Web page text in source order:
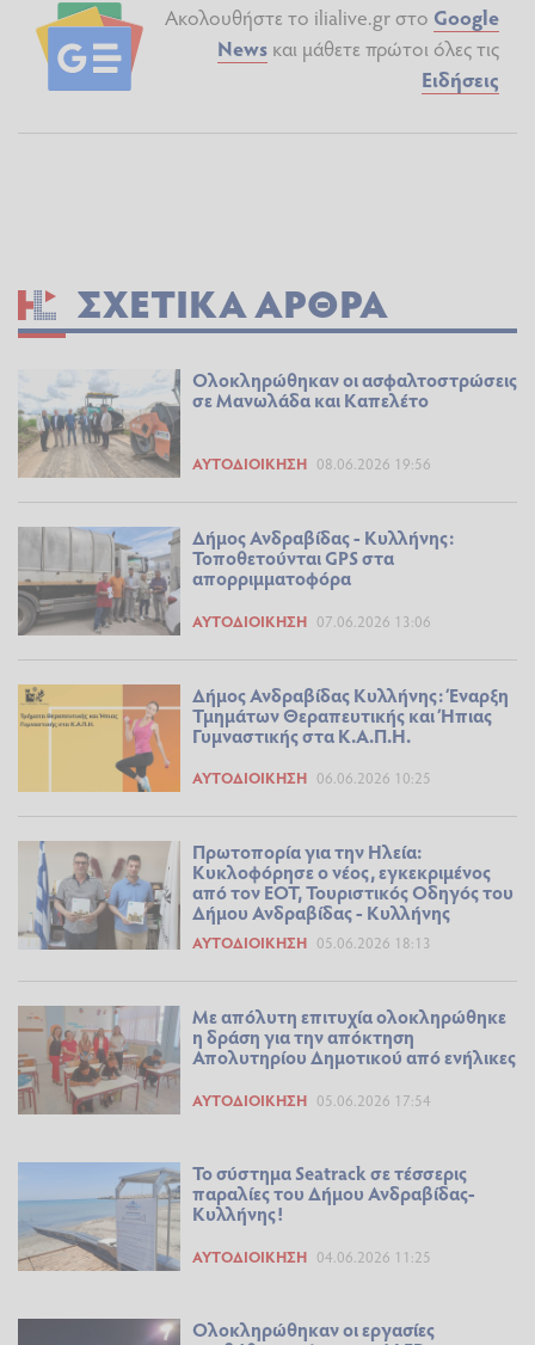
Ακολουθήστε το ilialive.gr στο Google
News και μάθετε πρώτοι όλες τις
Ειδήσεις
ΣΧΕΤΙΚΆ ΆΡΘΡΑ
Ολοκληρώθηκαν οι ασφαλτοστρώσεις
σε Μανωλάδα και Καπελέτο
ΑΥΤΟΔΙΟΊΚΗΣΗ 08.06.2026 19:56
Δήμος Ανδραβίδας - Κυλλήνης:
Τοποθετούνται GPS στα
απορριμματοφόρα
ΑΥΤΟΔΙΟΊΚΗΣΗ 07.06.2026 13:06
Δήμος Ανδραβίδας Κυλλήνης: Έναρξη
Τμημάτων Θεραπευτικής και Ήπιας
Γυμναστικής στα Κ.Α.Π.Η.
ΑΥΤΟΔΙΟΊΚΗΣΗ 06.06.2026 10:25
Πρωτοπορία για την Ηλεία:
Κυκλοφόρησε ο νέος, εγκεκριμένος
από τον ΕΟΤ, Τουριστικός Οδηγός του
Δήμου Ανδραβίδας - Κυλλήνης
ΑΥΤΟΔΙΟΊΚΗΣΗ 05.06.2026 18:13
Με απόλυτη επιτυχία ολοκληρώθηκε
η δράση για την απόκτηση
Απολυτηρίου Δημοτικού από ενήλικες
ΑΥΤΟΔΙΟΊΚΗΣΗ 05.06.2026 17:54
Το σύστημα Seatrack σε τέσσερις
παραλίες του Δήμου Ανδραβίδας-
Κυλλήνης!
ΑΥΤΟΔΙΟΊΚΗΣΗ 04.06.2026 11:25
Ολοκληρώθηκαν οι εργασίες